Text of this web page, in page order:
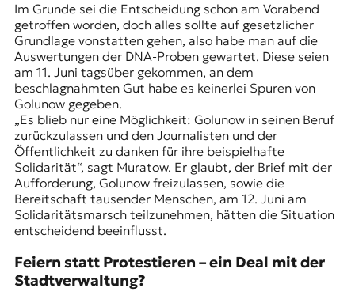
Im Grunde sei die Entscheidung schon am Vorabend
getroffen worden, doch alles sollte auf gesetzlicher
Grundlage vonstatten gehen, also habe man auf die
Auswertungen der DNA-Proben gewartet. Diese seien
am 11. Juni tagsüber gekommen, an dem
beschlagnahmten Gut habe es keinerlei Spuren von
Golunow gegeben.
„Es blieb nur eine Möglichkeit: Golunow in seinen Beruf
zurückzulassen und den Journalisten und der
Öffentlichkeit zu danken für ihre beispielhafte
Solidarität“, sagt Muratow. Er glaubt, der Briefmit der
Aufforderung, Golunow freizulassen, sowie die
Bereitschaft tausender Menschen, am 12. Juni am
Solidaritätsmarsch teilzunehmen, hätten die Situation
entscheidend beeinflusst.
Feiern statt Protestieren – ein Deal mit der
Stadtverwaltung?